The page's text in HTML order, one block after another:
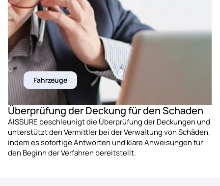
Fahrzeuge
Überprüfung der Deckung für den Schaden
AISSURE beschleunigt die Überprüfung der Deckungen und
unterstützt den Vermittler bei der Verwaltung von Schäden,
indem es sofortige Antworten und klare Anweisungen für
den Beginn der Verfahren bereitstellt.